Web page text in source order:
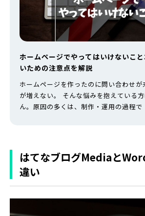
ホームページでやってはいけないこ
いための注意点を解説
ホームページを作ったのに問い合わせが
が増えない。 そんな悩みを抱えている
ん。原因の多くは、制作・運用の過程で
項目にわたって解説します。これからホ
方はもちろん、すでに公開済みの…
はてなブログMediaと
違い